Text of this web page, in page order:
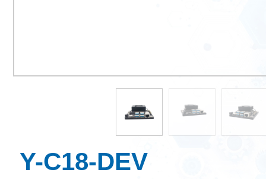
Y-C18-DEV